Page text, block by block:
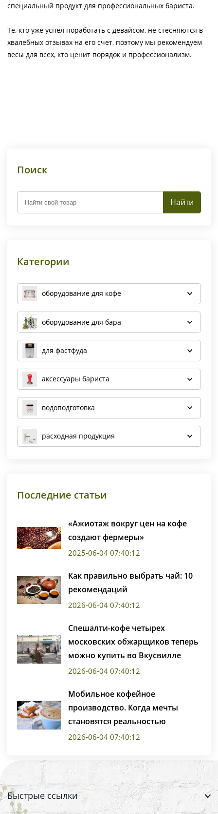
специальный продукт для профессиональных бариста.
Те, кто уже успел поработать с девайсом, не стесняются в
хвалебных отзывах на его счет, поэтому мы рекомендуем
весы для всех, кто ценит порядок и профессионализм.
Поиск
Найти
Категории
оборудование для кофе
оборудование для бара
для фастфуда
аксессуары бариста
водоподготовка
расходная продукция
Последние статьи
«Ажиотаж вокруг цен на кофе
создают фермеры»
2025-06-04 07:40:12
Как правильно выбрать чай: 10
рекомендаций
2026-06-04 07:40:12
Спешалти-кофе четырех
московских обжарщиков теперь
можно купить во Вкусвилле
2026-06-04 07:40:12
Мобильное кофейное
производство. Когда мечты
становятся реальностью
2026-06-04 07:40:12
Быстрые ссылки